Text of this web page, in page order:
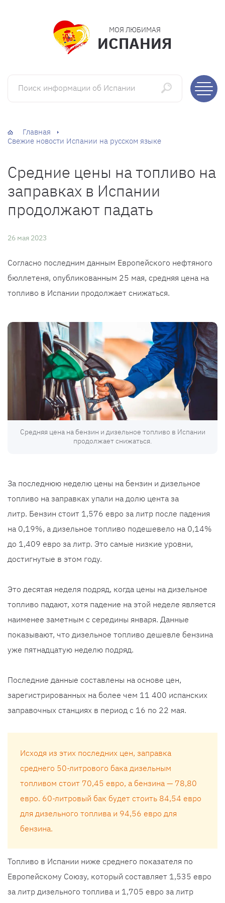
МОЯ ЛЮБИМАЯ
ИСПАНИЯ
Поиск информации об Испании
Главная
Свежие новости Испании на русском языке
Средние цены на топливо на
заправках в Испании
продолжают падать
26 мая 2023
Согласно последним данным Европейского нефтяного
бюллетеня, опубликованным 25 мая, средняя цена на
топливо в Испании продолжает снижаться.
Средняя цена на бензин и дизельное топливо в Испании
продолжает снижаться.
За последнюю неделю цены на бензин и дизельное
топливо на заправках упали на долю цента за
литр. Бензин стоит 1,576 евро за литр после падения
на 0,19%, а дизельное топливо подешевело на 0,14%
до 1,409 евро за литр. Это самые низкие уровни,
достигнутые в этом году.
Это десятая неделя подряд, когда цены на дизельное
топливо падают, хотя падение на этой неделе является
наименее заметным с середины января. Данные
показывают, что дизельное топливо дешевле бензина
уже пятнадцатую неделю подряд.
Последние данные составлены на основе цен,
зарегистрированных на более чем 11 400 испанских
заправочных станциях в период с 16 по 22 мая.
Исходя из этих последних цен, заправка
среднего 50-литрового бака дизельным
топливом стоит 70,45 евро, а бензина — 78,80
евро. 60-литровый бак будет стоить 84,54 евро
для дизельного топлива и 94,56 евро для
бензина.
Топливо в Испании ниже среднего показателя по
Европейскому Союзу, который составляет 1,535 евро
за литр дизельного топлива и 1,705 евро за литр